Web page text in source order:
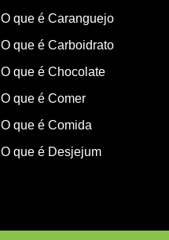
O que é Caranguejo
O que é Carboidrato
O que é Chocolate
O que é Comer
O que é Comida
O que é Desjejum